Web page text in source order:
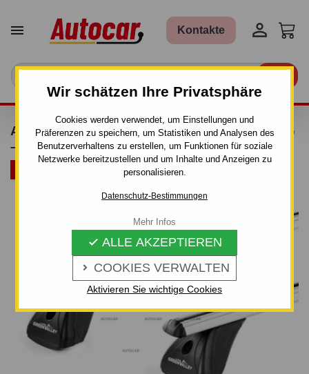
Wir schätzen Ihre Privatsphäre
Cookies werden verwendet, um Einstellungen und
Präferenzen zu speichern, um Statistiken und Analysen des
Benutzerverhaltens zu erstellen, um Funktionen für soziale
Netzwerke bereitzustellen und um Inhalte und Anzeigen zu
personalisieren.
Datenschutz-Bestimmungen
 COOKIES VERWALTEN
 ALLE AKZEPTIEREN
Aktivieren Sie wichtige Cookies
Mehr Infos
 Kontakte 
AURILIS DACHTRÄGER MIT ÜBERLAPPUNG
– ALUMINIUM